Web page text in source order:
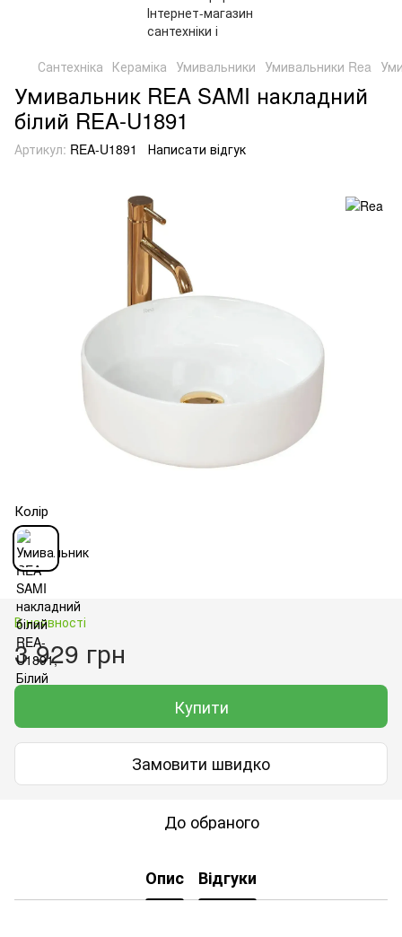
Сантехніка Кераміка Умивальники Умивальники Rea
Умивальник REA SAMI накладний
білий REA-U1891
Артикул: REA-U1891 Написати відгук
Колір
В наявності
3 929 грн
Купити
Замовити швидко
До обраного
Опис Відгуки